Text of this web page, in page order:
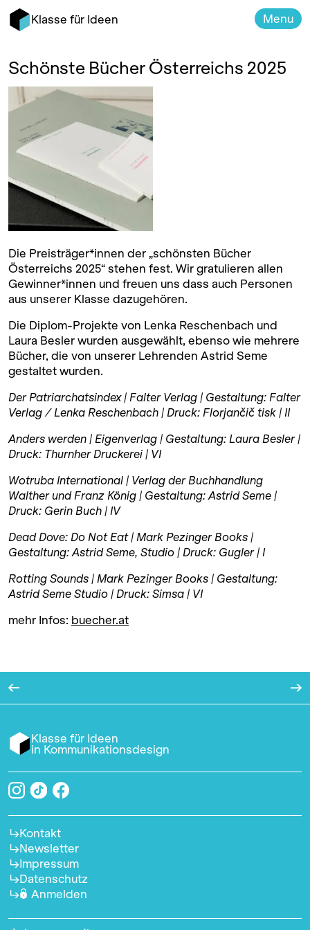
Klasse für Ideen Menu
Schönste Bücher Österreichs 2025
Die Preisträger*innen der „schönsten Bücher
Österreichs 2025“ stehen fest. Wir gratulieren allen
Gewinner*innen und freuen uns dass auch Personen
aus unserer Klasse dazugehören.
Die Diplom-Projekte von Lenka Reschenbach und
Laura Besler wurden ausgewählt, ebenso wie mehrere
Bücher, die von unserer Lehrenden Astrid Seme
gestaltet wurden.
Der Patriarchatsindex| Falter Verlag | Gestaltung: Falter
Verlag / Lenka Reschenbach | Druck: Florjančič tisk | II
Anders werden | Eigenverlag | Gestaltung: Laura Besler |
Druck: Thurnher Druckerei | VI
Wotruba International | Verlag der Buchhandlung
Walther und Franz König | Gestaltung: Astrid Seme |
Druck: Gerin Buch | IV
Dead Dove: Do Not Eat| Mark Pezinger Books |
Gestaltung: Astrid Seme, Studio | Druck: Gugler | I
Rotting Sounds | Mark Pezinger Books | Gestaltung:
Astrid Seme Studio | Druck: Simsa | VI
mehr Infos: buecher.at
Klasse für Ideen
in Kommunikationsdesign
Kontakt
Newsletter
Impressum
Datenschutz
Anmelden